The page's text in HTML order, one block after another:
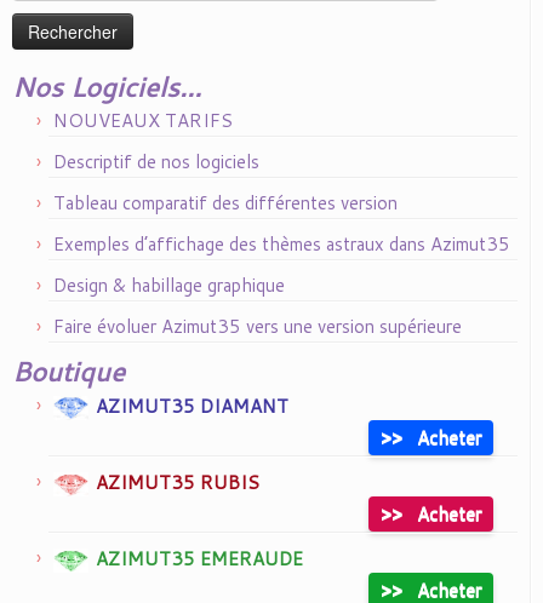
Nos Logiciels…
NOUVEAUX TARIFS
Descriptif de nos logiciels
Tableau comparatif des différentes version
Exemples d’affichage des thèmes astraux dans Azimut35
Design & habillage graphique
Faire évoluer Azimut35 vers une version supérieure
Boutique
AZIMUT35 DIAMANT
>>
Acheter
AZIMUT35 RUBIS
>>
Acheter
AZIMUT35 EMERAUDE
>>
Acheter